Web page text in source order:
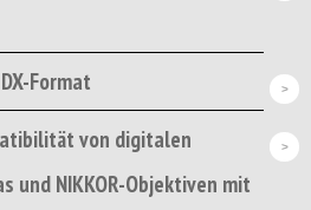
Format
von digitalen
und NIKKOR-Objektiven mit